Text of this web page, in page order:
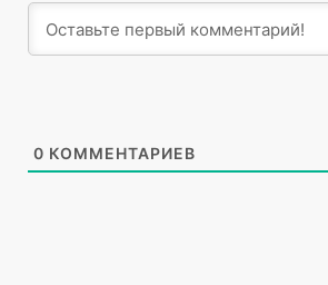
0 КОММЕНТАРИЕВ